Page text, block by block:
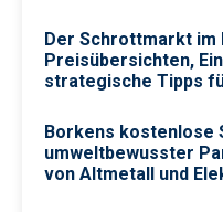
Der Schrottmarkt im
Preisübersichten,
strategische Tipps
Borkens kostenlose
umweltbewusster
von Altmetall und